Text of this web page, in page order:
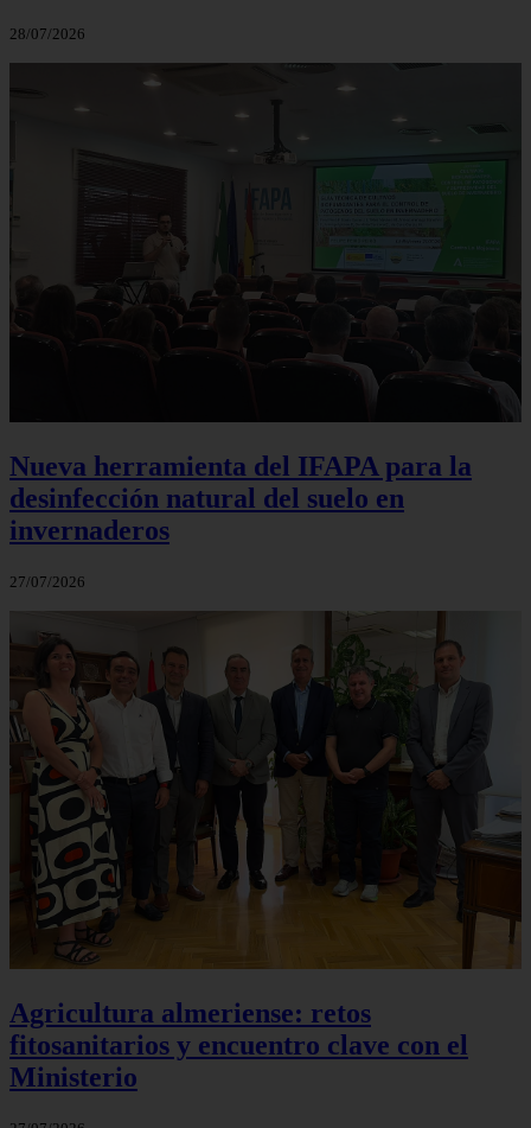
28/07/2026
Nueva herramienta del IFAPA para la
desinfección natural del suelo en
invernaderos
27/07/2026
Agricultura almeriense: retos
fitosanitarios y encuentro clave con el
Ministerio